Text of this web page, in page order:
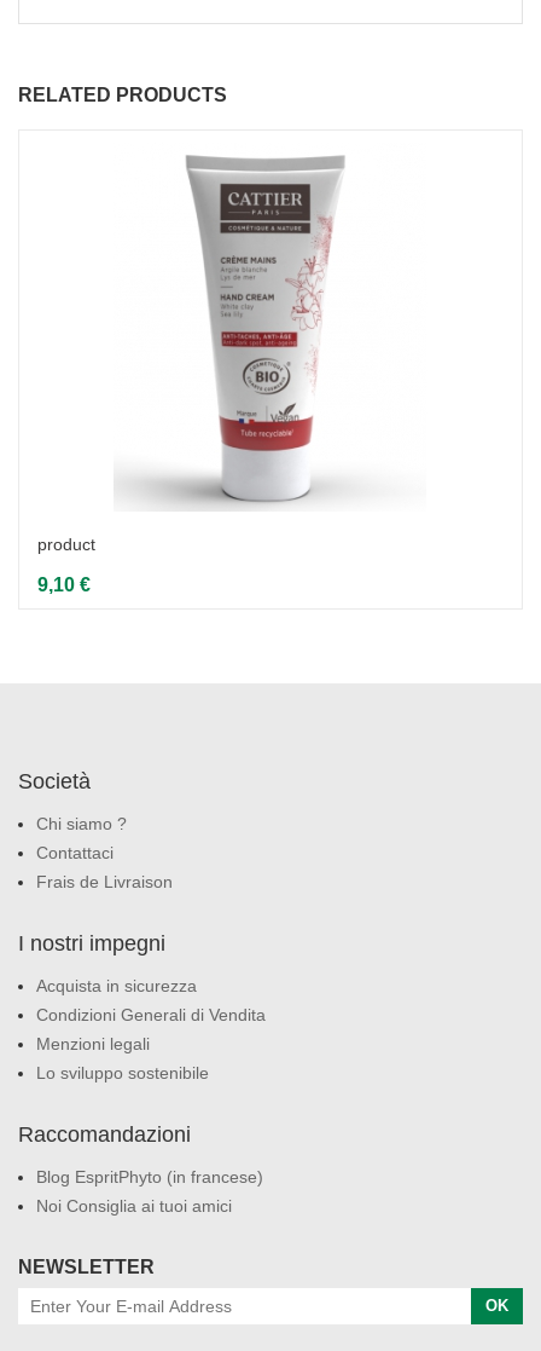
RELATED PRODUCTS
product
9,10 €
Società
Chi siamo ?
Contattaci
Frais de Livraison
I nostri impegni
Acquista in sicurezza
Condizioni Generali di Vendita
Menzioni legali
Lo sviluppo sostenibile
Raccomandazioni
Blog EspritPhyto (in francese)
Noi Consiglia ai tuoi amici
NEWSLETTER
OK